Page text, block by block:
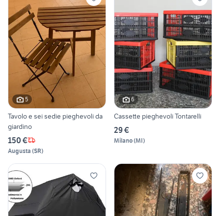
5
Tavolo e sei sedie pieghevoli da
giardino
150 €
Augusta (SR)
6
Cassette pieghevoli Tontarelli
29 €
Milano(MI)